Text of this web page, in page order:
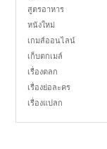
สูตรอาหาร
หนังใหม่
เกมส์ออนไลน์
เก็บตกเมล์
เรื่องตลก
เรื่องย่อละคร
เรื่องแปลก